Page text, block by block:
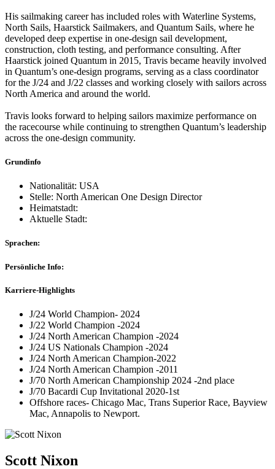
His sailmaking career has included roles with Waterline Systems,
North Sails, Haarstick Sailmakers, and Quantum Sails, where he
developed deep expertise in one-design sail development,
construction, cloth testing, and performance consulting. After
Haarstick joined Quantum in 2015, Travis became heavily involved
in Quantum’s one-design programs, serving as a class coordinator
for the J/24 and J/22 classes and working closely with sailors across
North America and around the world.
Travis looks forward to helping sailors maximize performance on
the racecourse while continuing to strengthen Quantum’s leadership
across the one-design community.
Grundinfo
Nationalität: USA
Stelle: North American One Design Director
Heimatstadt:
Aktuelle Stadt:
Sprachen:
Persönliche Info:
Karriere-Highlights
J/24 World Champion- 2024
J/22 World Champion -2024
J/24 North American Champion -2024
J/24 US Nationals Champion -2024
J/24 North American Champion-2022
J/24 North American Champion -2011
J/70 North American Championship 2024 -2nd place
J/70 Bacardi Cup Invitational 2020-1st
Offshore races- Chicago Mac, Trans Superior Race, Bayview
Mac, Annapolis to Newport.
Scott Nixon